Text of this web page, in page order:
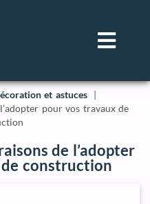
et astuces
pour vos travaux de
de l’adopter
construction